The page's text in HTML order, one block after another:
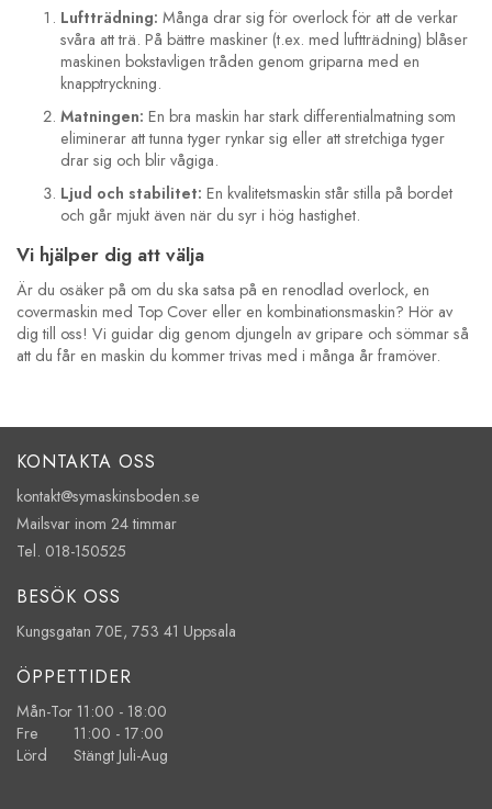
Luftträdning: Många drar sig för overlock för att de verkar
svåra att trä. På bättre maskiner (t.ex. med luftträdning) blåser
maskinen bokstavligen tråden genom griparna med en
knapptryckning.
Matningen: En bra maskin har stark differentialmatning som
eliminerar att tunna tyger rynkar sig eller att stretchiga tyger
drar sig och blir vågiga.
Ljud och stabilitet: En kvalitetsmaskin står stilla på bordet
och går mjukt även när du syr i hög hastighet.
Vi hjälper dig att välja
Är du osäker på om du ska satsa på en renodlad overlock, en
covermaskin med Top Cover eller en kombinationsmaskin? Hör av
dig till oss! Vi guidar dig genom djungeln av gripare och sömmar så
att du får en maskin du kommer trivas med i många år framöver.
KONTAKTA OSS
kontakt@symaskinsboden.se
Mailsvar inom 24 timmar
Tel. 018-150525
BESÖK OSS
Kungsgatan 70E, 753 41 Uppsala
ÖPPETTIDER
Mån-Tor 11:00 - 18:00
Fre 11:00 - 17:00
Lörd Stängt Juli-Aug